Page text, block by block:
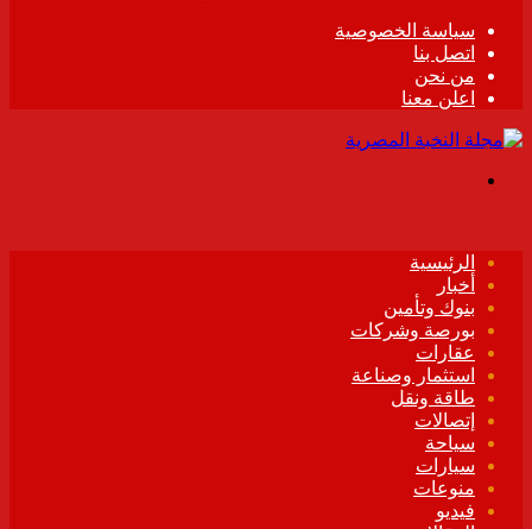
سياسة الخصوصية
اتصل بنا
من نحن
اعلن معنا
الرئيسية
أخبار
بنوك وتأمين
بورصة وشركات
عقارات
استثمار وصناعة
طاقة ونقل
إتصالات
سياحة
سيارات
منوعات
فيديو